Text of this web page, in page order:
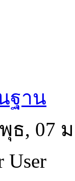
ฐาน
ธ, 07
User